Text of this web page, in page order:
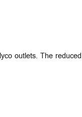
outlets. The